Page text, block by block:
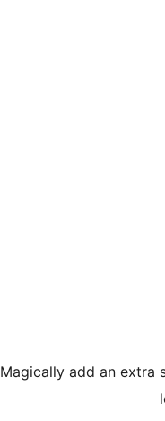
Magically add an extra